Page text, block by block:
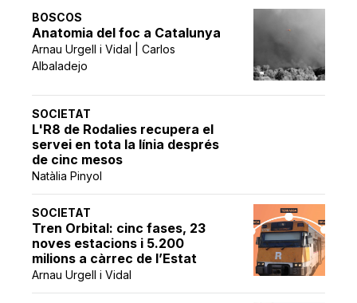
BOSCOS
Anatomia del foc a Catalunya
Arnau Urgell i Vidal | Carlos
Albaladejo
SOCIETAT
L'R8 de Rodalies recupera el
servei en tota la línia després
de cinc mesos
Natàlia Pinyol
SOCIETAT
Tren Orbital: cinc fases, 23
noves estacions i 5.200
milions a càrrec de l’Estat
Arnau Urgell i Vidal